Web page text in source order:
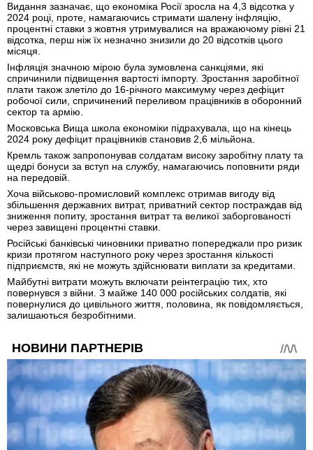
Видання зазначає, що економіка Росії зросла на 4,3 відсотка у
2024 році, проте, намагаючись стримати шалену інфляцію,
процентні ставки з жовтня утримувалися на вражаючому рівні 21
відсотка, перш ніж їх незначно знизили до 20 відсотків цього
місяця.
Інфляція значною мірою була зумовлена санкціями, які
спричинили підвищення вартості імпорту. Зростання заробітної
плати також злетіло до 16-річного максимуму через дефіцит
робочої сили, спричинений переливом працівників в оборонний
сектор та армію.
Московська Вища школа економіки підрахувала, що на кінець
2024 року дефіцит працівників становив 2,6 мільйона.
Кремль також запропонував солдатам високу заробітну плату та
щедрі бонуси за вступ на службу, намагаючись поповнити ряди
на передовій.
Хоча військово-промисловий комплекс отримав вигоду від
збільшення державних витрат, приватний сектор постраждав від
зниження попиту, зростання витрат та великої заборгованості
через завищені процентні ставки.
Російські банківські чиновники приватно попереджали про ризик
кризи протягом наступного року через зростання кількості
підприємств, які не можуть здійснювати виплати за кредитами.
Майбутні витрати можуть включати реінтеграцію тих, хто
повернувся з війни. З майже 140 000 російських солдатів, які
повернулися до цивільного життя, половина, як повідомляється,
залишаються безробітними.